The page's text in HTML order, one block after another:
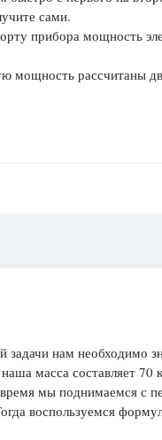
сами.
прибора мощность
рассчитаны
задачи нам необходи­мо
масса составляет 70
мы поднимаемся с
воспользуемся